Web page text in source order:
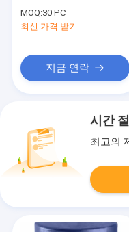
MOQ:30 PC
최신 가격 받기
지금 연락
시간
최고의